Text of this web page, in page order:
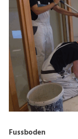
Fussboden